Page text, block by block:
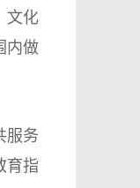
文化
内做
服务
育指